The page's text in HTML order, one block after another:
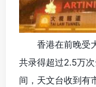
香港在前晚受
共录得超过2.5万
间，天文台收到有